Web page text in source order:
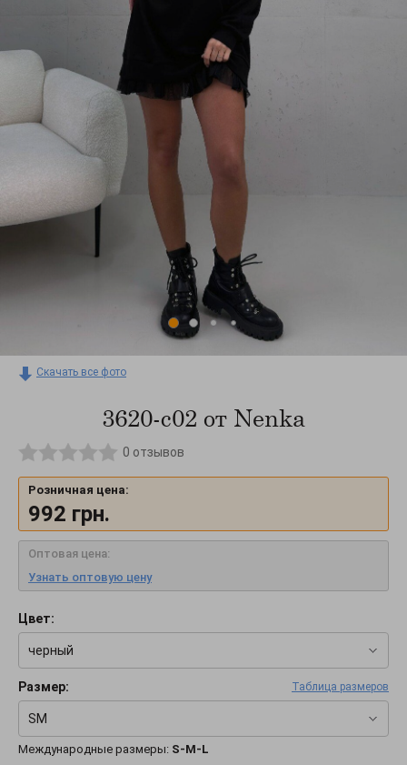
Скачать все фото
3620-c02 от Nenka
0 отзывов
Розничная цена:
992 грн.
Оптовая цена:
Узнать оптовую цену
Цвет:
черный
Размер: Таблица размеров
SM
Международные размеры: S-M-L